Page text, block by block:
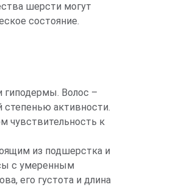
шерсти могут
состояние.
гиподермы. Волос –
степенью активности.
чувствительность к
из подшерстка и
с умеренным
его густота и длина